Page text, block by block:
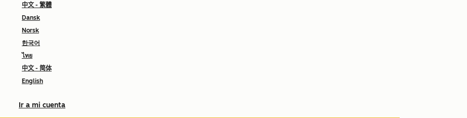
中文 - 繁體
Dansk
Norsk
한국어
ไทย
中文 - 简体
English
Ir a mi cuenta